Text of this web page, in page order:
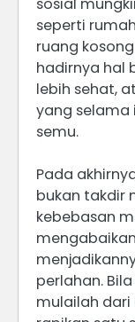
seperti
ruang
hadirnya hal
lebih sehat,
yang selama
semu.
Pada
bukan takdir
kebebasan
perlahan.
mulailah dari